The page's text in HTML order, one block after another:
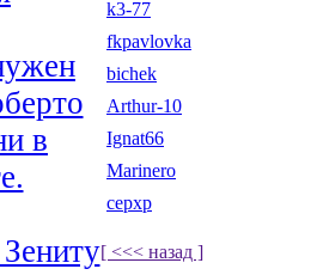
в
k3-77
fkpavlovka
bichek
Arthur-10
Ignat66
Marinero
cepxp
[ <<< назад ]